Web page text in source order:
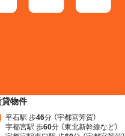
物件
平石駅 歩46分 （宇都宮芳賀）
宇都宮駅 歩60分 （東北新幹線など）